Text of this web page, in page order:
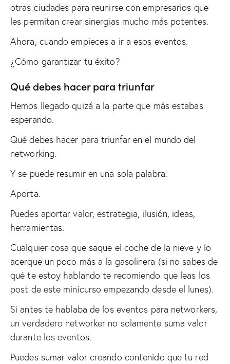
otras ciudades para reunirse con empresarios que
les permitan crear sinergias mucho más potentes.
Ahora, cuando empieces a ir a esos eventos.
¿Cómo garantizar tu éxito?
Qué debes hacer para triunfar
Hemos llegado quizá a la parte que más estabas
esperando.
Qué debes hacer para triunfar en el mundo del
networking.
Y se puede resumir en una sola palabra.
Aporta.
Puedes aportar valor, estrategia, ilusión, ideas,
herramientas.
Cualquier cosa que saque el coche de la nieve y lo
acerque un poco más a la gasolinera (si no sabes de
qué te estoy hablando te recomiendo que leas los
post de este minicurso empezando desde el lunes).
Si antes te hablaba de los eventos para networkers,
un verdadero networker no solamente suma valor
durante los eventos.
Puedes sumar valor creando contenido que tu red